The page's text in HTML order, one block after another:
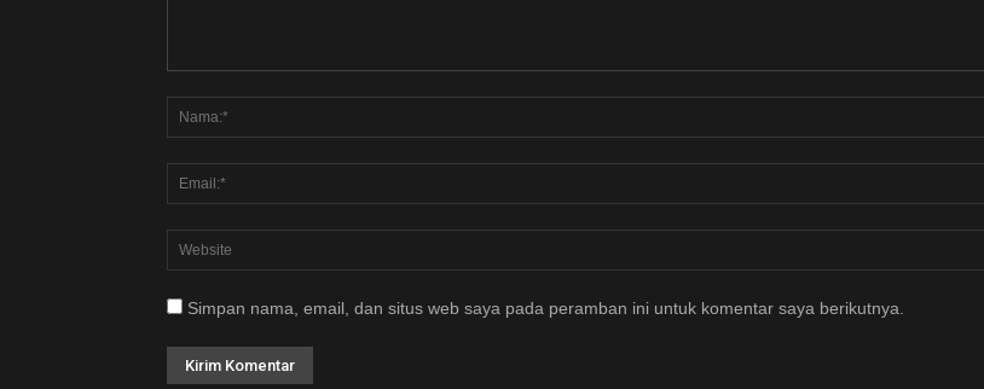
Simpan nama, email, dan situs web saya pada peramban ini untuk komentar saya berikutnya.